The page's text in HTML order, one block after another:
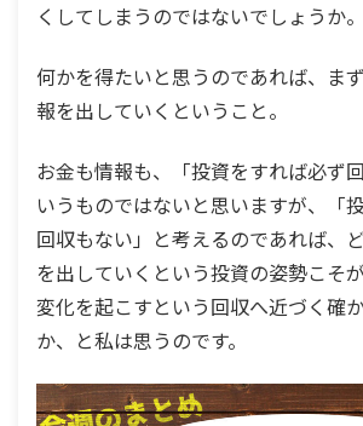
くしてしまうのではないでしょうか。
何かを得たいと思うのであれば、ま
報を出していくということ。
お金も情報も、「投資をすれば必ず
いうものではないと思いますが、「
回収もない」と考えるのであれば、
を出していくという投資の姿勢こそ
変化を起こすという回収へ近づく確
か、と私は思うのです。